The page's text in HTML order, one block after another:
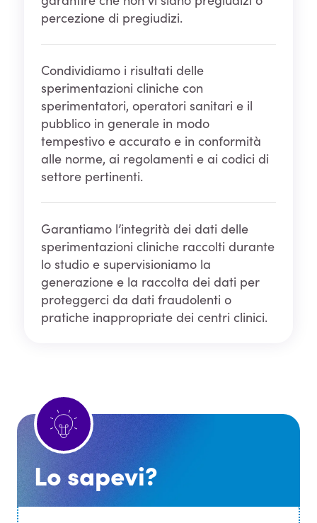
percezione di pregiudizi.
Condividiamo i risultati delle
sperimentazioni cliniche con
sperimentatori, operatori sanitari e il
pubblico in generale in modo
tempestivo e accurato e in conformità
alle norme, ai regolamenti e ai codici di
settore pertinenti.
Garantiamo l’integrità dei dati delle
sperimentazioni cliniche raccolti durante
lo studio e supervisioniamo la
generazione e la raccolta dei dati per
proteggerci da dati fraudolenti o
pratiche inappropriate dei centri clinici.
Lo sapevi?